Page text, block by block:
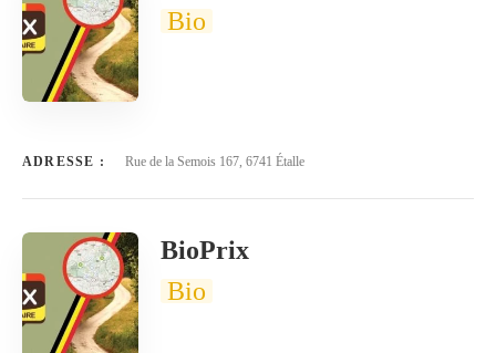
Bio
ADRESSE : Rue de la Semois 167, 6741 Étalle
BioPrix
Bio